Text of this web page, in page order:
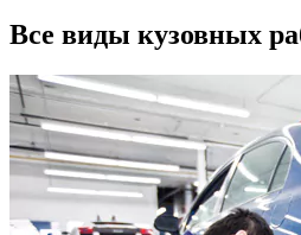
Все виды кузовных